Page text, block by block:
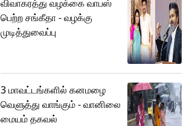
விவாகரத்து வழக்கை வாபஸ்
பெற்ற சங்கீதா - வழக்கு
முடித்துவைப்பு
3 மாவட்டங்களில் கனமழை
வெளுத்து வாங்கும் - வானிலை
மையம் தகவல்